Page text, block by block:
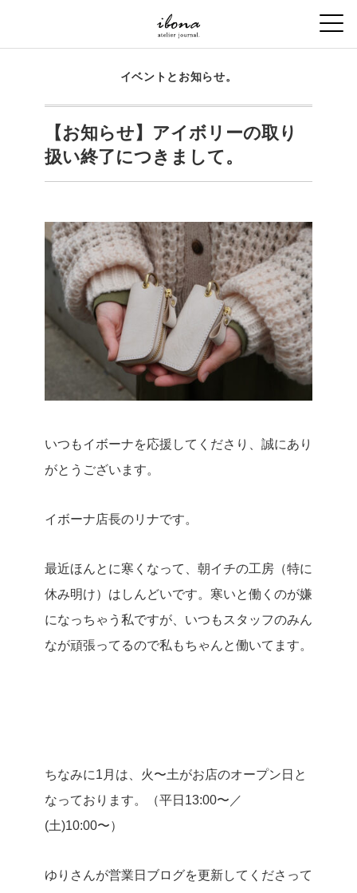
イベントとお知らせ。
【お知らせ】アイボリーの取り
扱い終了につきまして。
いつもイボーナを応援してくださり、誠にあり
がとうございます。
イボーナ店長のリナです。
最近ほんとに寒くなって、朝イチの工房（特に
休み明け）はしんどいです。寒いと働くのが嫌
になっちゃう私ですが、いつもスタッフのみん
なが頑張ってるので私もちゃんと働いてます。
ちなみに1月は、火〜土がお店のオープン日と
なっております。（平日13:00〜／
(土)10:00〜）
ゆりさんが営業日ブログを更新してくださって